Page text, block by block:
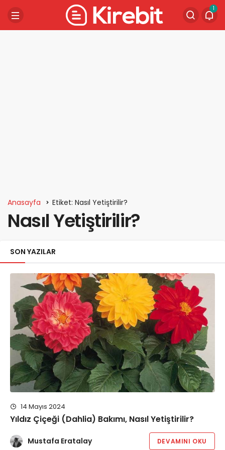
1
Anasayfa Etiket: Nasıl Yetiştirilir?
Nasıl Yetiştirilir?
SON YAZILAR
14 Mayıs 2024
Yıldız Çiçeği (Dahlia) Bakımı, Nasıl Yetiştirilir?
Mustafa Eratalay DEVAMINI OKU